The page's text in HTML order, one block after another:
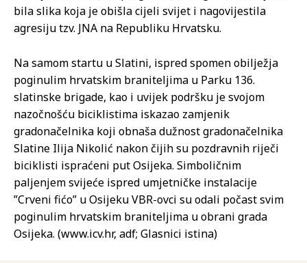
bila slika koja je obišla cijeli svijet i nagovijestila
agresiju tzv. JNA na Republiku Hrvatsku.
Na samom startu u Slatini, ispred spomen obilježja
poginulim hrvatskim braniteljima u Parku 136.
slatinske brigade, kao i uvijek podršku je svojom
nazočnošću biciklistima iskazao zamjenik
gradonačelnika koji obnaša dužnost gradonačelnika
Slatine Ilija Nikolić nakon čijih su pozdravnih riječi
biciklisti ispraćeni put Osijeka. Simboličnim
paljenjem svijeće ispred umjetničke instalacije
”Crveni fićo” u Osijeku VBR-ovci su odali počast svim
poginulim hrvatskim braniteljima u obrani grada
Osijeka. (www.icv.hr, adf; Glasnici istina)